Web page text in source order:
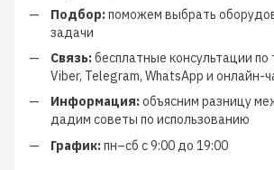
Подбор:поможем выбрать
задачи
Связь:бесплатные консультации по
Viber, Telegram, WhatsApp и онлайн-
Информация:объясним разницу
дадим советы по использованию
График:пн–сб с 9:00 до 19:00